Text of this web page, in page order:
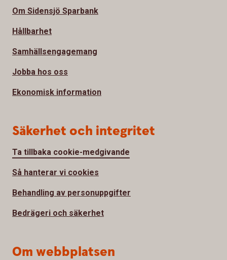
Om Sidensjö Sparbank
Hållbarhet
Samhällsengagemang
Jobba hos oss
Ekonomisk information
Säkerhet och integritet
Ta tillbaka cookie-medgivande
Så hanterar vi cookies
Behandling av personuppgifter
Bedrägeri och säkerhet
Om webbplatsen